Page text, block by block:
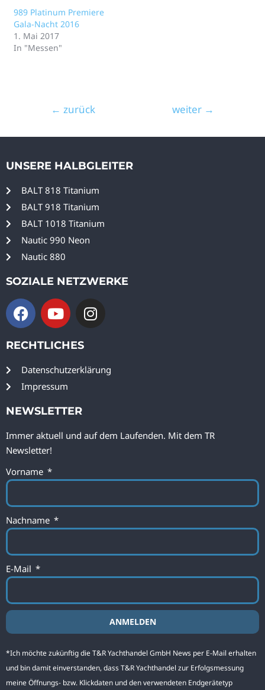
989 Platinum Premiere
Gala-Nacht 2016
1. Mai 2017
In "Messen"
← zurück weiter →
UNSERE HALBGLEITER
BALT 818 Titanium
BALT 918 Titanium
BALT 1018 Titanium
Nautic 990 Neon
Nautic 880
SOZIALE NETZWERKE
RECHTLICHES
Datenschutzerklärung
Impressum
NEWSLETTER
Immer aktuell und auf dem Laufenden. Mit dem TR
Newsletter!
Vorname
Nachname
E-Mail
ANMELDEN
*Ich möchte zukünftig die T&R Yachthandel GmbH News per E-Mail erhalten
und bin damit einverstanden, dass T&R Yachthandel zur Erfolgsmessung
meine Öffnungs- bzw. Klickdaten und den verwendeten Endgerätetyp